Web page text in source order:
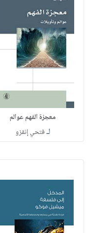
معجزة الفهم عوالم
لـفتحي إنقزو